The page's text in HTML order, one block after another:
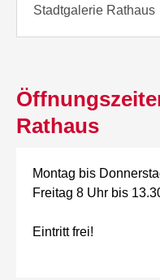
Stadtgalerie Rathaus
Rathaus
Montag bis
Freitag 8 Uhr bis
Eintritt frei!